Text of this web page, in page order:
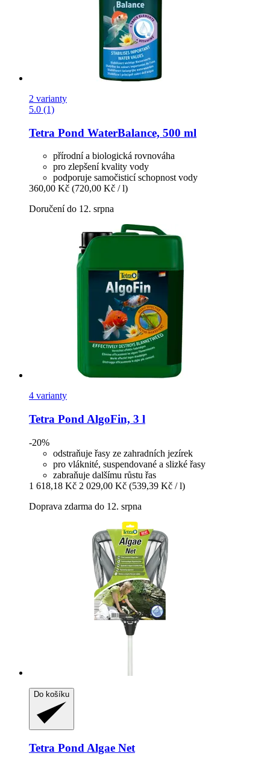
2 varianty
5.0 (1)
Tetra Pond WaterBalance, 500 ml
přírodní a biologická rovnováha
pro zlepšení kvality vody
podporuje samočisticí schopnost vody
360,00 Kč (720,00 Kč / l)
Doručení do 12. srpna
4 varianty
Tetra Pond AlgoFin, 3 l
-20%
odstraňuje řasy ze zahradních jezírek
pro vláknité, suspendované a slizké řasy
zabraňuje dalšímu růstu řas
1 618,18 Kč 2 029,00 Kč (539,39 Kč / l)
Doprava zdarma do 12. srpna
Do košíku
Tetra Pond Algae Net